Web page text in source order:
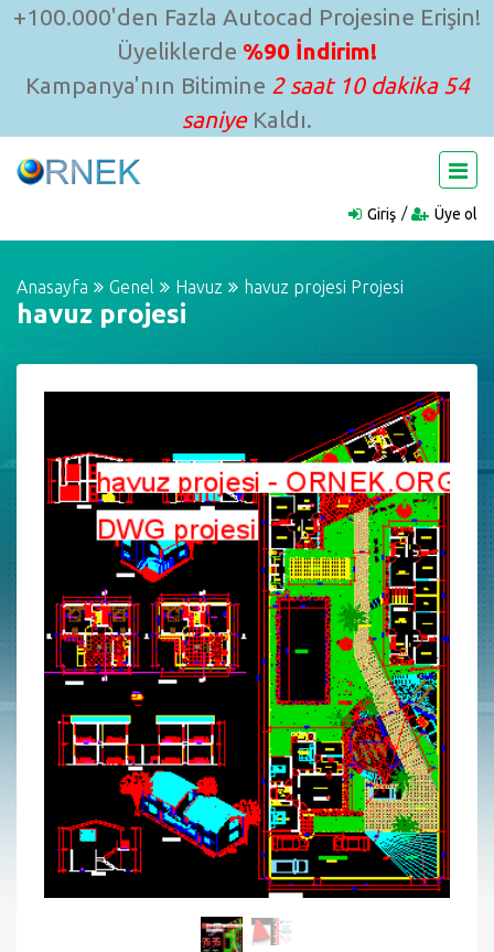
+100.000'den Fazla Autocad Projesine Erişin!
Üyeliklerde %90 İndirim!
Kampanya'nın Bitimine 2 saat 10 dakika 54
saniyeKaldı.
Giriş Üye ol
Anasayfa Genel Havuz havuz projesi Projesi
havuz projesi